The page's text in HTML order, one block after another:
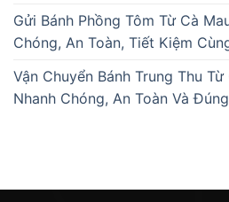
Gửi Bánh Phồng Tôm Từ Cà
Chóng, An Toàn, Tiết Kiệm
Vận Chuyển Bánh Trung Thu
Nhanh Chóng, An Toàn Và